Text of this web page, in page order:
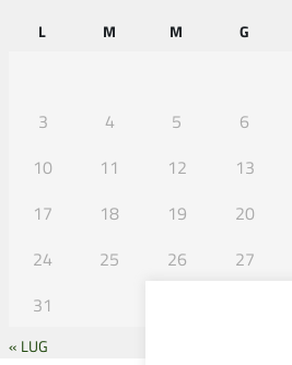
L M M G
3
4 5 6
10
11 12 13
17
18 19 20
24
25 26 27
31
« LUG